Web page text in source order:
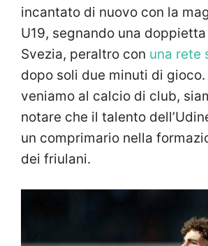
incantato di nuovo con la
U19, segnando una
Svezia, peraltro con una rete
dopo soli due minuti di
veniamo al calcio di club,
notare che il talento
un comprimario nella
dei friulani.